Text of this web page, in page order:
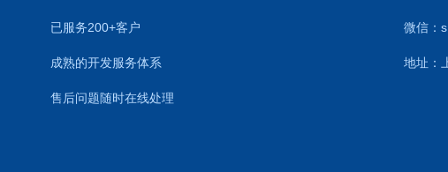
已服务200+客户
成熟的开发服务体系
售后问题随时在线处理
微信：
地址：